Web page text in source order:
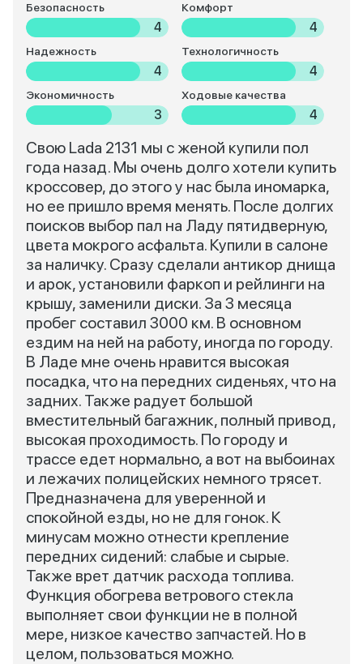
Безопасность
4
Комфорт
4
Надежность
4
Технологичность
4
Экономичность
3
Ходовые качества
4
Свою Lada 2131 мы с женой купили пол
года назад. Мы очень долго хотели купить
кроссовер, до этого у нас была иномарка,
но ее пришло время менять. После долгих
поисков выбор пал на Ладу пятидверную,
цвета мокрого асфальта. Купили в салоне
за наличку. Сразу сделали антикор днища
и арок, установили фаркоп и рейлинги на
крышу, заменили диски. За 3 месяца
пробег составил 3000 км. В основном
ездим на ней на работу, иногда по городу.
В Ладе мне очень нравится высокая
посадка, что на передних сиденьях, что на
задних. Также радует большой
вместительный багажник, полный привод,
высокая проходимость. По городу и
трассе едет нормально, а вот на выбоинах
и лежачих полицейских немного трясет.
Предназначена для уверенной и
спокойной езды, но не для гонок. К
минусам можно отнести крепление
передних сидений: слабые и сырые.
Также врет датчик расхода топлива.
Функция обогрева ветрового стекла
выполняет свои функции не в полной
мере, низкое качество запчастей. Но в
целом, пользоваться можно.